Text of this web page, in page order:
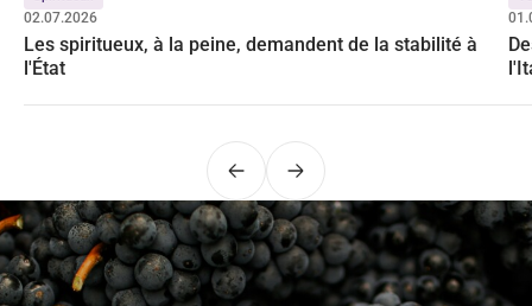
02.07.2026
Les spiritueux, à la peine, demandent de la stabilité à
l'État
PrécédentSuivant